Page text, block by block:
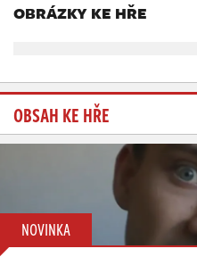
OBRÁZKY KE HŘE
OBSAH KE HŘE
NOVINKA